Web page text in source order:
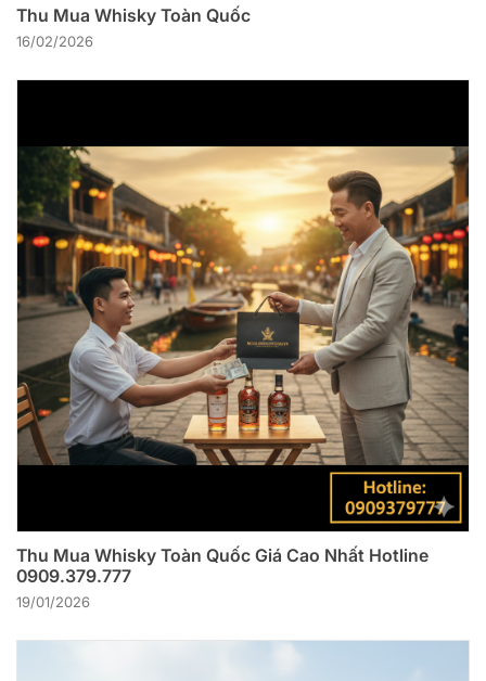
Thu Mua Whisky Toàn Quốc
16/02/2026
Thu Mua Whisky Toàn Quốc Giá Cao Nhất Hotline
0909.379.777
19/01/2026